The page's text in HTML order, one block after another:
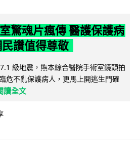
驚魂片瘋傳 醫護保護病
讚值得尊敬
級地震，熊本綜合醫院手術室鏡頭拍
危不亂保護病人，更馬上開逃生門確
讀全文